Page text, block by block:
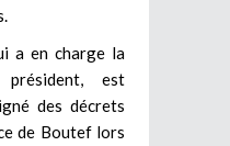
a en charge la
président, est
des décrets
de Boutef lors